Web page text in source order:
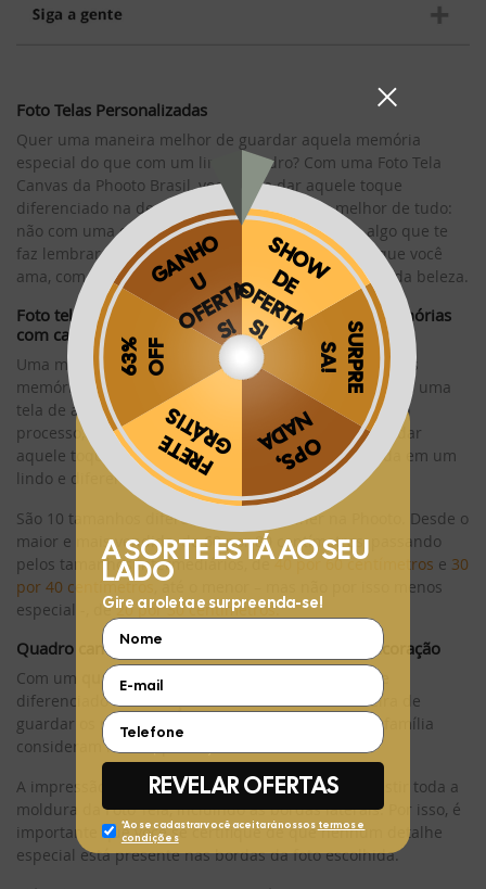
Foto Telas Personalizadas
Quer uma maneira melhor de guardar aquela memória
especial do que com um lindo quadro? Com uma Foto Tela
Canvas da Phooto Brasil, você pode dar aquele toque
diferenciado na decoração da sua casa. E o melhor de tudo:
não com uma obra de arte qualquer, e sim com algo que te
faz lembrar um momento especial ou as pessoas que você
ama, com um valor sentimental que vai muito além da beleza.
Foto tela Canvas: o jeito bonito de guardar suas memórias
com carinho
Uma maneira totalmente diferenciada de guardar suas
memórias, na Foto Tela Canvas sua foto é impressa em uma
tela de altíssima qualidade feita de Polycotton. Após o
processo, é aplicada uma moldura de madeira para dar
aquele toque final, transformando sua foto preferida em um
lindo e diferenciado quadro.
São 10 tamanhos diferentes para escolher na Phooto. Desde o
maior e mais vendido, de 60 por 80 centímetros, passando
pelos tamanhos intermediários, de40 por 60 centímetros e 30
por 40 centímetros , até o menor – mas não por isso menos
especial -, de20 por 30 centímetros.
Quadro canvas: foto tela adequada para a sua decoração
Com um quadro canvas
, você poderá dar um toque
diferenciado à decoração da sua casa. Uma maneira de
guardar os momentos e memórias que você e sua família
consideram mais especiais.
A impressão quadro canvas é feita de modo a revestir toda a
moldura da Foto Tela, incluindo as bordas laterais. Por isso, é
importante que você se certifique de que nenhum detalhe
especial está presente nas bordas da foto escolhida.
Obrigado por se cadastrar na
Aproveite e receba as novidades e ofertas exclusivas da